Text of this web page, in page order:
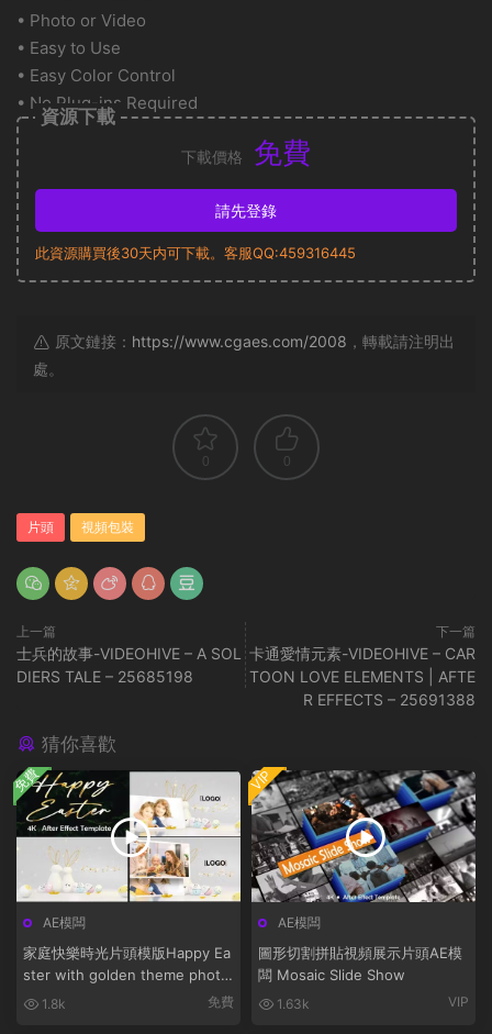
• Photo or Video
• Easy to Use
• Easy Color Control
• No Plug-ins Required
資源下載
下載價格 免費
請先登錄
此資源購買後30天内可下載。客服QQ:459316445
原文鏈接： https://www.cgaes.com/2008 ，轉載請注明出
處。
0 0
片頭 視頻包裝
上一篇
士兵的故事-VIDEOHIVE – A SOL
DIERS TALE – 25685198
下一篇
卡通愛情元素-VIDEOHIVE – CAR
TOON LOVE ELEMENTS | AFTE
R EFFECTS – 25691388
猜你喜歡
AE模闆
家庭快樂時光片頭模版Happy Ea
ster with golden theme photo
bunny
1.8k 免費
免費
AE模闆
圖形切割拼貼視頻展示片頭AE模
闆 Mosaic Slide Show
1.63k VIP
VIP